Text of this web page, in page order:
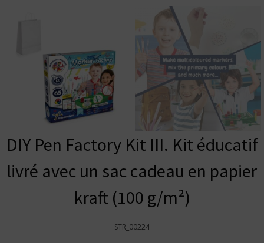
DIY Pen Factory Kit III. Kit éducatif
livré avec un sac cadeau en papier
kraft (100 g/m²)
STR_00224